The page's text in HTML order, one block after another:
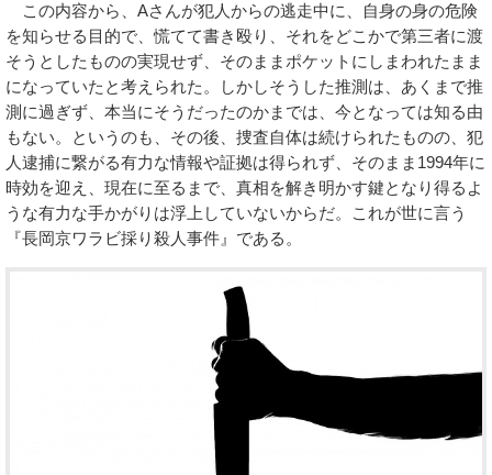
この内容から、Aさんが犯人からの逃走中に、自身の身の危険
を知らせる目的で、慌てて書き殴り、それをどこかで第三者に渡
そうとしたものの実現せず、そのままポケットにしまわれたまま
になっていたと考えられた。しかしそうした推測は、あくまで推
測に過ぎず、本当にそうだったのかまでは、今となっては知る由
もない。というのも、その後、捜査自体は続けられたものの、犯
人逮捕に繋がる有力な情報や証拠は得られず、そのまま1994年に
時効を迎え、現在に至るまで、真相を解き明かす鍵となり得るよ
うな有力な手かがりは浮上していないからだ。これが世に言う
『長岡京ワラビ採り殺人事件』である。